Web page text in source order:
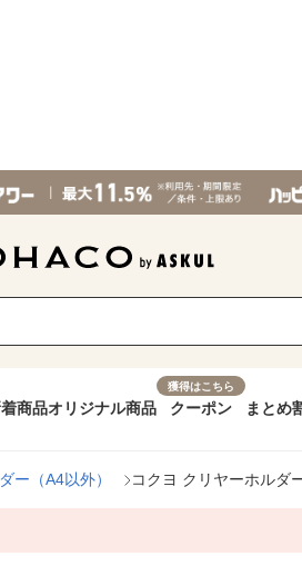
商品オリジナル商品
獲得はこちら
クーポン まとめ
ー（A4以外） コクヨ クリヤーホルダ